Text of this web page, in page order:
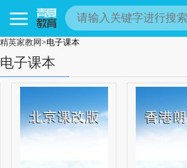
精英家教网>电子课本
电子课本